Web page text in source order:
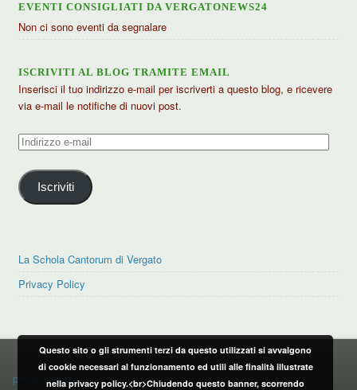
EVENTI CONSIGLIATI DA VERGATONEWS24
Non ci sono eventi da segnalare
ISCRIVITI AL BLOG TRAMITE EMAIL
Inserisci il tuo indirizzo e-mail per iscriverti a questo blog, e ricevere
via e-mail le notifiche di nuovi post.
Indirizzo
mail
Iscriviti
La Schola Cantorum di Vergato
Privacy Policy
PRIVACY POLICY
privacy policy
Questo sito o gli strumenti terzi da questo utilizzati si avvalgono
di cookie necessari al funzionamento ed utili alle finalità illustrate
nella privacy policy.<br>Chiudendo questo banner, scorrendo